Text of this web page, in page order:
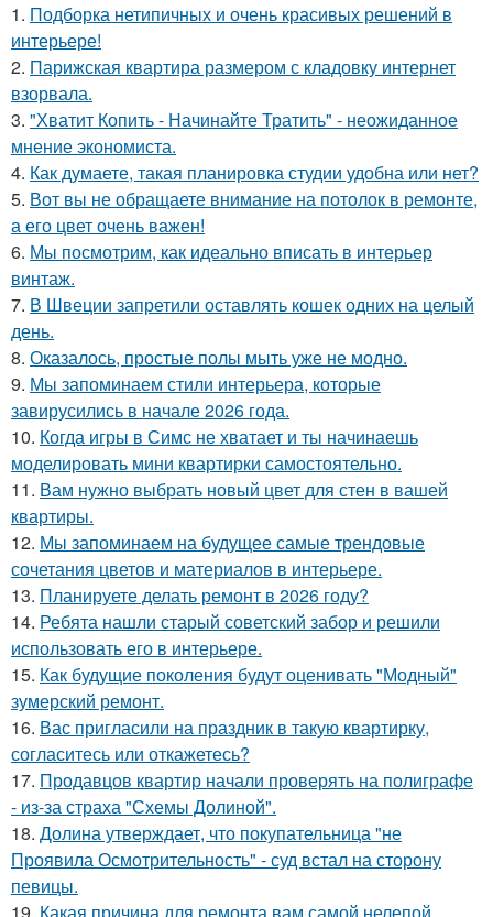
1. Подборка нетипичных и очень красивых решений в
интерьере!
2. Парижская квартира размером с кладовку интернет
взорвала.
3. "Хватит Копить - Начинайте Тратить" - неожиданное
мнение экономиста.
4. Как думаете, такая планировка студии удобна или нет?
5. Вот вы не обращаете внимание на потолок в ремонте,
а его цвет очень важен!
6. Мы посмотрим, как идеально вписать в интерьер
винтаж.
7. В Швеции запретили оставлять кошек одних на целый
день.
8. Оказалось, простые полы мыть уже не модно.
9. Мы запоминаем стили интерьера, которые
завирусились в начале 2026 года.
10. Когда игры в Симс не хватает и ты начинаешь
моделировать мини квартирки самостоятельно.
11. Вам нужно выбрать новый цвет для стен в вашей
квартиры.
12. Мы запоминаем на будущее самые трендовые
сочетания цветов и материалов в интерьере.
13. Планируете делать ремонт в 2026 году?
14. Ребята нашли старый советский забор и решили
использовать его в интерьере.
15. Как будущие поколения будут оценивать "Модный"
зумерский ремонт.
16. Вас пригласили на праздник в такую квартирку,
согласитесь или откажетесь?
17. Продавцов квартир начали проверять на полиграфе
- из-за страха "Схемы Долиной".
18. Долина утверждает, что покупательница "не
Проявила Осмотрительность" - суд встал на сторону
певицы.
19. Какая причина для ремонта вам самой нелепой